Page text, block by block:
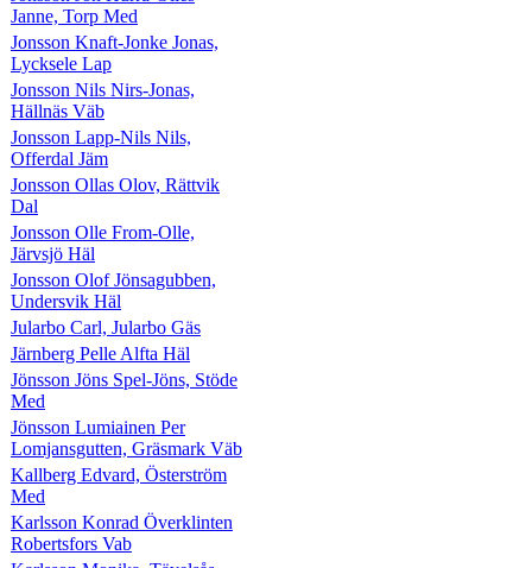
Janne, Torp Med
Jonsson Knaft-Jonke Jonas,
Lycksele Lap
Jonsson Nils Nirs-Jonas,
Hällnäs Väb
Jonsson Lapp-Nils Nils,
Offerdal Jäm
Jonsson Ollas Olov, Rättvik
Dal
Jonsson Olle From-Olle,
Järvsjö Häl
Jonsson Olof Jönsagubben,
Undersvik Häl
Jularbo Carl, Jularbo Gäs
Järnberg Pelle Alfta Häl
Jönsson Jöns Spel-Jöns, Stöde
Med
Jönsson Lumiainen Per
Lomjansgutten, Gräsmark Väb
Kallberg Edvard, Österström
Med
Karlsson Konrad Överklinten
Robertsfors Vab